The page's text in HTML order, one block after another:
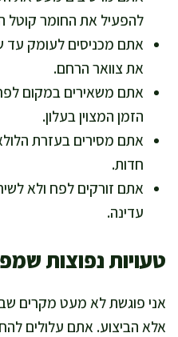
להפעיל את החומר קוטל
אתם מכניסים לעומק
את צוואר הרחם.
אתם משאירים במקום
הזמן המצוין בעלון.
אתם מסירים בעזרת
חדות.
אתם זורקים לפח ולא
עדינה.
טעויות נפוצות
אני פוגשת לא מעט מקרים
אלא הביצוע. אתם עלולים